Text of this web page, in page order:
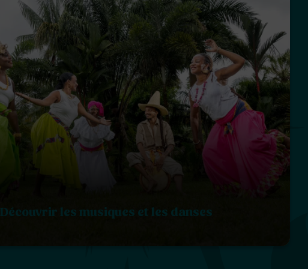
Découvrir les musiques et les danses